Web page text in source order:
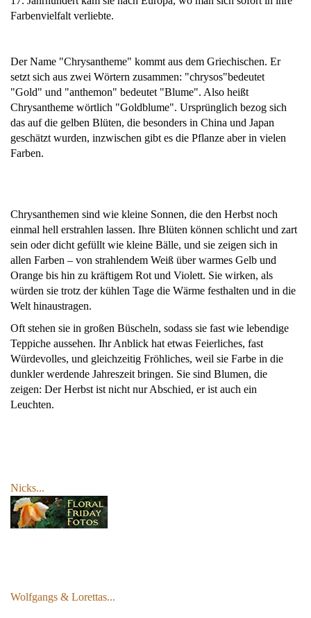
Farbenvielfalt verliebte.
Der Name "Chrysantheme" kommt aus dem Griechischen. Er
setzt sich aus zwei Wörtern zusammen: "chrysos"bedeutet
"Gold" und "anthemon" bedeutet "Blume". Also heißt
Chrysantheme wörtlich "Goldblume". Ursprünglich bezog sich
das auf die gelben Blüten, die besonders in China und Japan
geschätzt wurden, inzwischen gibt es die Pflanze aber in vielen
Farben.
Chrysanthemen sind wie kleine Sonnen, die den Herbst noch
einmal hell erstrahlen lassen. Ihre Blüten können schlicht und zart
sein oder dicht gefüllt wie kleine Bälle, und sie zeigen sich in
allen Farben – von strahlendem Weiß über warmes Gelb und
Orange bis hin zu kräftigem Rot und Violett. Sie wirken, als
würden sie trotz der kühlen Tage die Wärme festhalten und in die
Welt hinaustragen.
Oft stehen sie in großen Büscheln, sodass sie fast wie lebendige
Teppiche aussehen. Ihr Anblick hat etwas Feierliches, fast
Würdevolles, und gleichzeitig Fröhliches, weil sie Farbe in die
dunkler werdende Jahreszeit bringen. Sie sind Blumen, die
zeigen: Der Herbst ist nicht nur Abschied, er ist auch ein
Leuchten.
Nicks...
Wolfgangs & Lorettas...